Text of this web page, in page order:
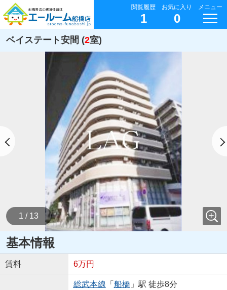
閲覧履歴
1
お気に入り
0
メニュー
ベイステート安間 (2室)
1 / 13
基本情報
賃料 6万円
総武本線 「 船橋 」駅 徒歩8分